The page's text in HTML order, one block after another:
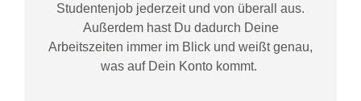
Studentenjob jederzeit und von überall aus.
Außerdem hast Du dadurch Deine
Arbeitszeiten immer im Blick und weißtgenau,
was auf Dein Konto kommt.